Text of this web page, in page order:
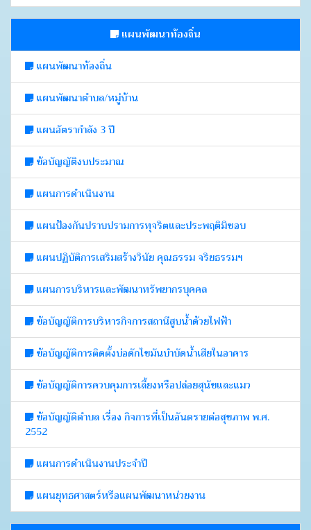
แผนพัฒนาท้องถิ่น
แผนพัฒนาท้องถิ่น
แผนพัฒนาตำบล/หมู่บ้าน
แผนอัตรากำลัง 3 ปี
ข้อบัญญัติงบประมาณ
แผนการดำเนินงาน
แผนป้องกันปราบปรามการทุจริตและประพฤติมิชอบ
แผนปฏิบัติการเสริมสร้างวินัย คุณธรรม จริยธรรมฯ
แผนการบริหารและพัฒนาทรัพยากรบุคคล
ข้อบัญญัติการบริหารกิจการสถานีสูบน้ำด้วยไฟฟ้า
ข้อบัญญัติการติดตั้งบ่อดักไขมันบำบัดน้ำเสียในอาคาร
ข้อบัญญัติการควบคุมการเลี้ยงหรือปล่อยสุนัขและแมว
ข้อบัญญัติตำบล เรื่อง กิจการที่เป็นอันตรายต่อสุขภาพ พ.ศ.
2552
แผนการดำเนินงานประจำปี
แผนยุทธศาสตร์หรือแผนพัฒนาหน่วยงาน